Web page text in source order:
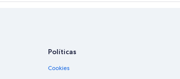
Políticas
Cookies